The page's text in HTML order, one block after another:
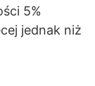
5%
jednak niż